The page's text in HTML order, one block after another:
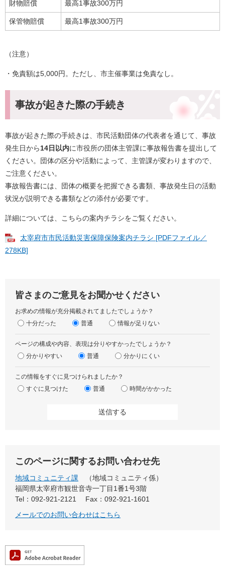
財物賠償 最高1事故300万円
保管物賠償 最高1事故300万円
（注意）
・免責額は5,000円。ただし、市主催事業は免責なし。
事故が起きた際の手続き
事故が起きた際の手続きは、市民活動団体の代表者を通じて、事故
発生日から14日以内に市役所の団体主管課に事故報告書を提出して
ください。団体の区分や活動によって、主管課が変わりますので、
ご注意ください。
事故報告書には、団体の概要を把握できる書類、事故発生日の活動
状況が説明できる書類などの添付が必要です。
詳細については、こちらの案内チラシをご覧ください。
太宰府市市民活動災害保障保険案内チラシ [PDFファイル／
278KB]
皆さまのご意見をお聞かせください
お求めの情報が充分掲載されてましたでしょうか？
十分だった
普通 情報が足りない
ページの構成や内容、表現は分りやすかったでしょうか？
分かりやすい
普通 分かりにくい
この情報をすぐに見つけられましたか？
すぐに見つけた
普通 時間がかかった
このページに関するお問い合わせ先
地域コミュニティ課
地域コミュニティ係
福岡県太宰府市観世音寺一丁目1番1号3階
Tel：092-921-2121
Fax：092-921-1601
メールでのお問い合わせはこちら